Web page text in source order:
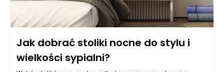
Jak dobrać stoliki nocne do stylu i
wielkości sypialni?